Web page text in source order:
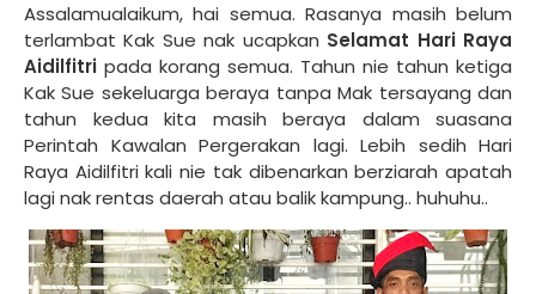
Assalamualaikum, hai semua. Rasanya masih belum
terlambat Kak Sue nak ucapkan Selamat Hari Raya
Aidilfitri pada korang semua. Tahun nie tahun ketiga
Kak Sue sekeluarga beraya tanpa Mak tersayang dan
tahun kedua kita masih beraya dalam suasana
Perintah Kawalan Pergerakan lagi. Lebih sedih Hari
Raya Aidilfitri kali nie tak dibenarkan berziarah apatah
lagi nak rentas daerah atau balik kampung.. huhuhu..